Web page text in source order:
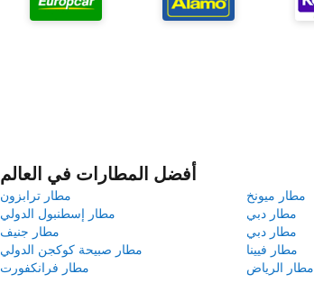
أفضل المطارات في العالم
مطار ترابزون
مطار ميونخ
مطار إسطنبول الدولي
مطار دبي
مطار جنيف
مطار دبي
مطار صبيحة كوكجن الدولي
مطار فيينا
مطار فرانكفورت
مطار الرياض